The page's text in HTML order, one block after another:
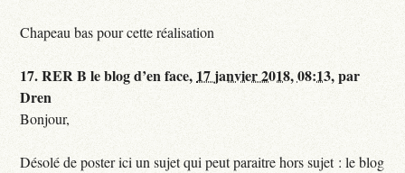
Chapeau bas pour cette réalisation
17.RER B le blog d’en face, 17 janvier 2018, 08:13,par
Dren
Bonjour,
Désolé de poster ici un sujet qui peut paraitre hors sujet : le blog